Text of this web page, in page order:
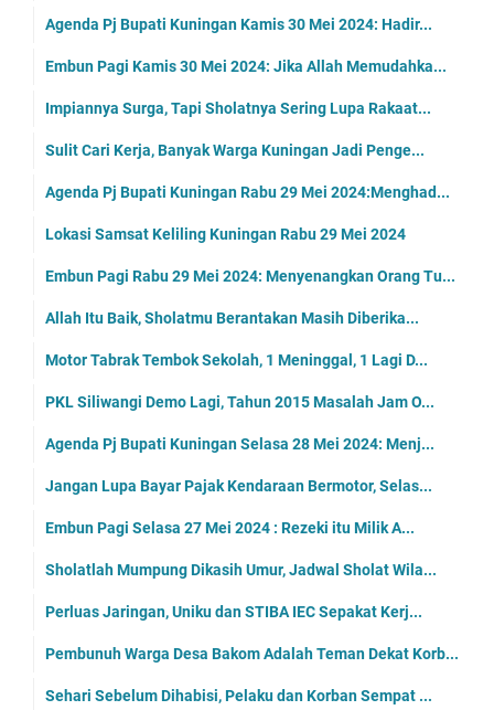
Agenda Pj Bupati Kuningan Kamis 30 Mei 2024: Hadir...
Embun Pagi Kamis 30 Mei 2024: Jika Allah Memudahka...
Impiannya Surga, Tapi Sholatnya Sering Lupa Rakaat...
Sulit Cari Kerja, Banyak Warga Kuningan Jadi Penge...
Agenda Pj Bupati Kuningan Rabu 29 Mei 2024:Menghad...
Lokasi Samsat Keliling Kuningan Rabu 29 Mei 2024
Embun Pagi Rabu 29 Mei 2024: Menyenangkan Orang Tu...
Allah Itu Baik, Sholatmu Berantakan Masih Diberika...
Motor Tabrak Tembok Sekolah, 1 Meninggal, 1 Lagi D...
PKL Siliwangi Demo Lagi, Tahun 2015 Masalah Jam O...
Agenda Pj Bupati Kuningan Selasa 28 Mei 2024: Menj...
Jangan Lupa Bayar Pajak Kendaraan Bermotor, Selas...
Embun Pagi Selasa 27 Mei 2024 : Rezeki itu Milik A...
Sholatlah Mumpung Dikasih Umur, Jadwal Sholat Wila...
Perluas Jaringan, Uniku dan STIBA IEC Sepakat Kerj...
Pembunuh Warga Desa Bakom Adalah Teman Dekat Korb...
Sehari Sebelum Dihabisi, Pelaku dan Korban Sempat ...